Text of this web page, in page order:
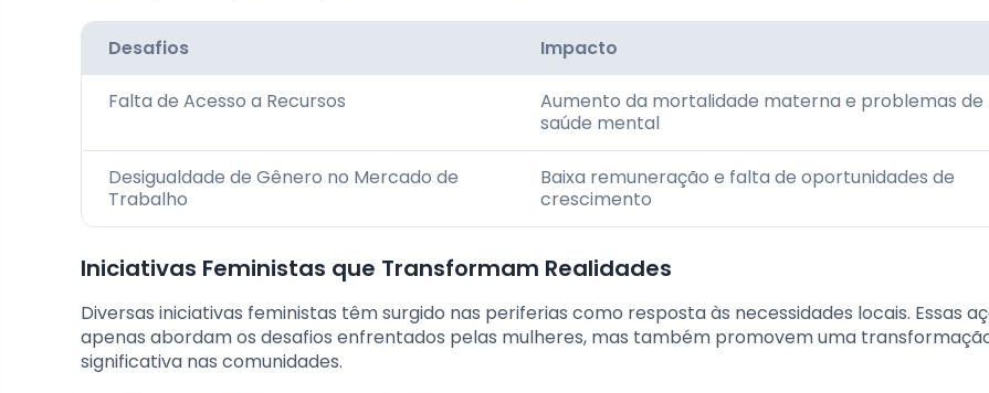
Desafios Impacto
Falta de Acesso a Recursos
Aumento da mortalidade materna e problemas de
saúde mental
Desigualdade de Gênero no Mercado de
Trabalho
Baixa remuneração e falta de oportunidades de
crescimento
Iniciativas Feministas que Transformam Realidades
Diversas iniciativas feministas têm surgido nas periferias como resposta às necessidades locais. Essas
apenas abordam os desafios enfrentados pelas mulheres, mas também promovem uma
significativa nas comunidades.